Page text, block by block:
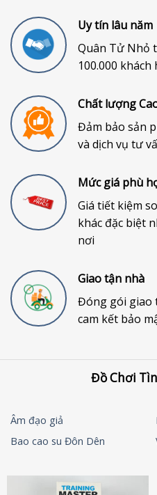
Uy tín lâu năm
Quân Tử Nhỏ
100.000
Chất lượng
Đảm bảo sản
và dịch vụ tư
Mức giá phù
Giá tiết kiệm
khác đặc biệt
nơi
Giao tận nhà
Đóng gói giao
cam kết bảo
Đồ Chơi
Âm đạo giả
Bao cao su Đôn Dên